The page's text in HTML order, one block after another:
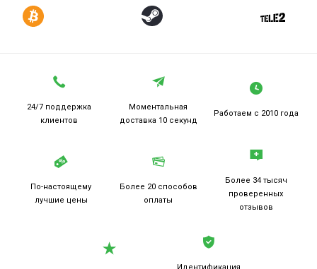
24/7 поддержка
клиентов
Моментальная
доставка 10 секунд
Работаем с 2010 года
По-настоящему
лучшие цены
Более 20 способов
оплаты
Более 34 тысяч
проверенных
отзывов
Идентификация